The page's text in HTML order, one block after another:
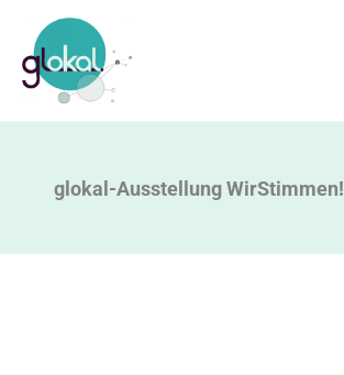
Inhalt
springen
glokal-Ausstellung WirStimmen!